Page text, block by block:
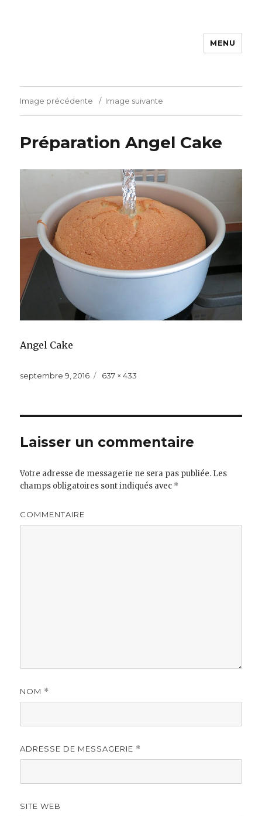
MENU
Image précédente Image suivante
Préparation Angel Cake
Angel Cake
Publié
septembre 9, 2016
Taille
637 × 433
Laisser un commentaire
Votre adresse de messagerie ne sera pas publiée. Les
champs obligatoires sont indiqués avec *
COMMENTAIRE
NOM *
ADRESSE DE MESSAGERIE *
SITE WEB